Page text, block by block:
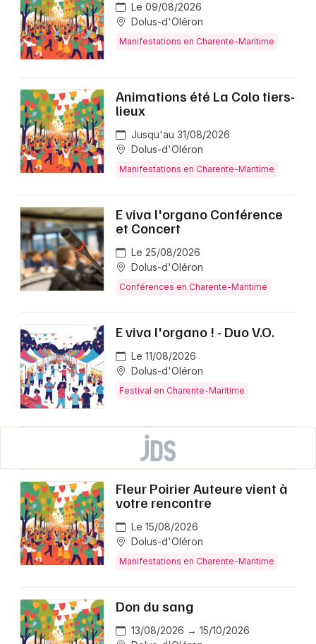
Le 09/08/2026
Dolus-d'Oléron
Manifestations en Charente-Maritime
Animations été La Colo tiers-
lieux
Jusqu'au 31/08/2026
Dolus-d'Oléron
Manifestations en Charente-Maritime
E viva l'organo Conférence
et Concert
Le 25/08/2026
Dolus-d'Oléron
Conférences en Charente-Maritime
E viva l'organo ! - Duo V.O.
Le 11/08/2026
Dolus-d'Oléron
Festival en Charente-Maritime
Fleur Poirier Auteure vient à
votre rencontre
Le 15/08/2026
Dolus-d'Oléron
Manifestations en Charente-Maritime
Don du sang
13/08/2026 → 15/10/2026